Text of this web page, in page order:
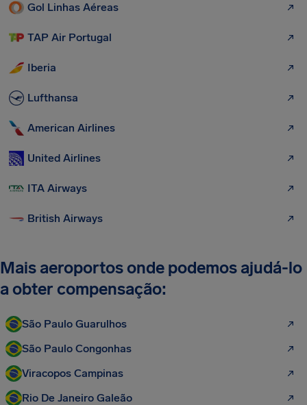
Gol Linhas Aéreas
TAP Air Portugal
Iberia
Lufthansa
American Airlines
United Airlines
ITA Airways
British Airways
Mais aeroportos onde podemos ajudá-lo
a obter compensação:
São Paulo Guarulhos
São Paulo Congonhas
Viracopos Campinas
Rio De Janeiro Galeão